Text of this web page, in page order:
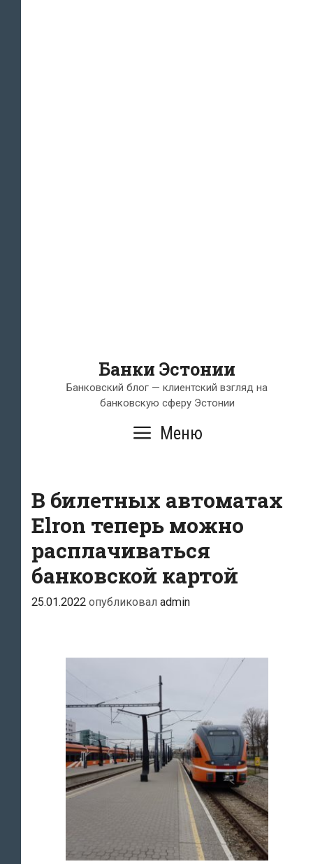
Банки Эстонии
Банковский блог — клиентский взгляд на
банковскую сферу Эстонии
Меню
В билетных автоматах
Elron теперь можно
расплачиваться
банковской картой
25.01.2022 опубликовал admin